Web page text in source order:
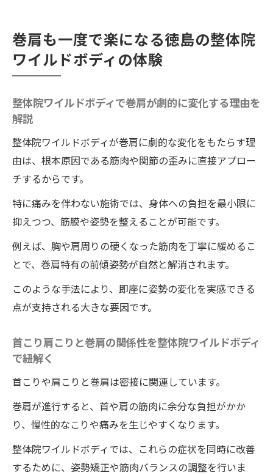
整体の良さを実感し続ける生活のヒント集
巻肩も一度で楽になる徳島の整体院
ワイルドボディの体験
整体院ワイルドボディで巻肩が劇的に変化する理由を
解説
整体院ワイルドボディが巻肩に劇的な変化をもたらす理
由は、根本原因である筋肉や関節の歪みに直接アプロー
チするからです。
特に痛みを伴わない施術では、身体への負担を最小限に
抑えつつ、筋膜や姿勢を整えることが可能です。
例えば、胸や肩周りの硬くなった筋肉を丁寧に緩めるこ
とで、巻肩特有の前傾姿勢が自然と解消されます。
このような手法により、即座に姿勢の変化を実感できる
点が支持される大きな要因です。
首こり肩こりと巻肩の関係性を整体院ワイルドボディ
で紐解く
首こりや肩こりと巻肩は密接に関連しています。
巻肩が進行すると、首や肩の筋肉に余分な負担がかか
り、慢性的なこりや痛みを生じやすくなります。
整体院ワイルドボディでは、これらの症状を同時に改善
するために、姿勢矯正や筋肉バランスの調整を行いま